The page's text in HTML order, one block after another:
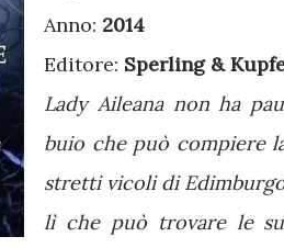
Anno: 2014
Editore: Sperling &
Lady Aileana non ha
buio che può compiere
stretti vicoli di
lì che può trovare le